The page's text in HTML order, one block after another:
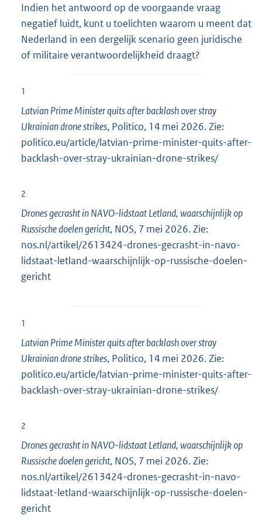
Indien het antwoord op de voorgaande vraag
negatief luidt, kunt u toelichten waarom u meent dat
Nederland in een dergelijk scenario geen juridische
of militaire verantwoordelijkheid draagt?
1
Latvian Prime Minister quits after backlash over stray
Ukrainian drone strikes, Politico, 14 mei 2026. Zie:
politico.eu/article/latvian-prime-minister-quits-after-
backlash-over-stray-ukrainian-drone-strikes/
2
Drones gecrasht in NAVO-lidstaat Letland, waarschijnlijk op
Russische doelen gericht, NOS, 7 mei 2026. Zie:
nos.nl/artikel/2613424-drones-gecrasht-in-navo-
lidstaat-letland-waarschijnlijk-op-russische-doelen-
gericht
1
Latvian Prime Minister quits after backlash over stray
Ukrainian drone strikes, Politico, 14 mei 2026. Zie:
politico.eu/article/latvian-prime-minister-quits-after-
backlash-over-stray-ukrainian-drone-strikes/
2
Drones gecrasht in NAVO-lidstaat Letland, waarschijnlijk op
Russische doelen gericht, NOS, 7 mei 2026. Zie:
nos.nl/artikel/2613424-drones-gecrasht-in-navo-
lidstaat-letland-waarschijnlijk-op-russische-doelen-
gericht